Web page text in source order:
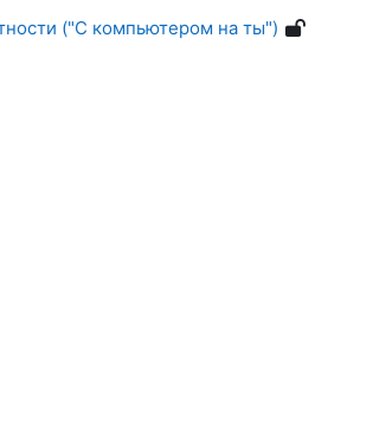
("С компьютером на ты")